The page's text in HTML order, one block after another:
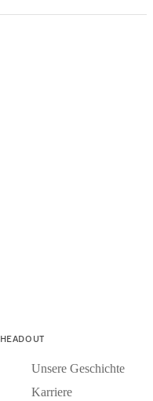
HEADOUT
Unsere Geschichte
Karriere